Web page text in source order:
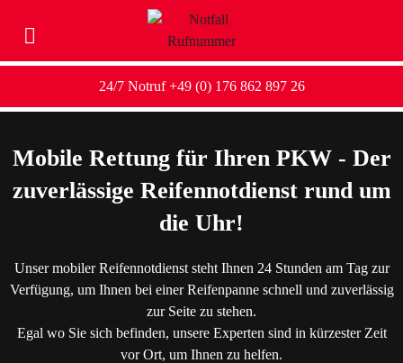
24/7 Notruf +49 (0) 176 862 897 26
Mobile Rettung für Ihren PKW - Der
zuverlässige Reifennotdienst rund um
die Uhr!
Unser mobiler Reifennotdienst steht Ihnen 24 Stunden am Tag zur
Verfügung, um Ihnen bei einer Reifenpanne schnell und zuverlässig
zur Seite zu stehen.
Egal wo Sie sich befinden, unsere Experten sind in kürzester Zeit
vor Ort, um Ihnen zu helfen.